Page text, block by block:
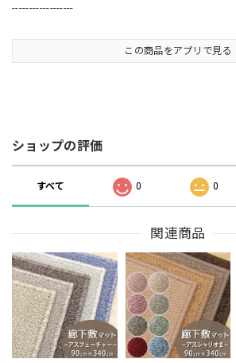
------------------
この商品をアプリで見る
ショップの評価
すべて 0 0
関連商品